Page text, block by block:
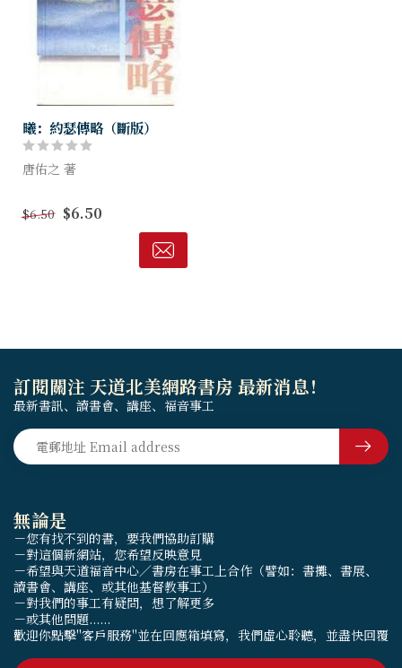
曦：約瑟傳略（斷版）
唐佑之 著
靈功課。其中最主要的思想，
$6.50 $6.50
無論是
－您有找不到的書，要我們協助訂購
－對這個新網站，您希望反映意見
－希望與天道福音中心／書房在事工上合作（譬如：書攤、書展、
讀書會、講座、或其他基督教事工）
－對我們的事工有疑問，想了解更多
－或其他問題......
歡迎你點擊"客戶服務"並在回應箱填寫，我們虛心聆聽，並盡快回覆
訂閱關注 天道北美網路書房 最新消息！
最新書訊、讀書會、講座、福音事工